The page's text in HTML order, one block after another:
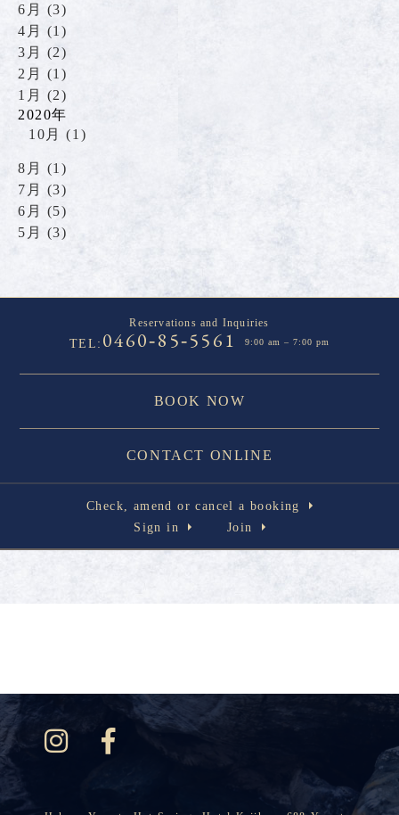
6月 (3)
4月 (1)
3月 (2)
2月 (1)
1月 (2)
2020年
10月 (1)
8月 (1)
7月 (3)
6月 (5)
5月 (3)
Reservations and Inquiries
TEL: 0460-85-5561 9:00 am – 7:00 pm
BOOK NOW
CONTACT ONLINE
Check, amend or cancel a booking
Sign in
Join